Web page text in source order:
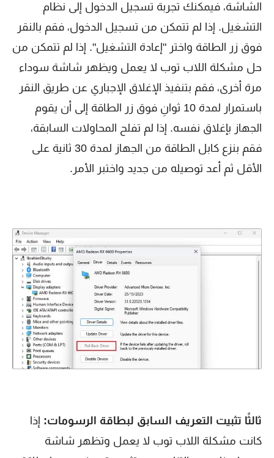
الشاشة، فيمكنك تجربة تسجيل الدخول إلى نظام
التشغيل. إذا لم تتمكن من تسجيل الدخول، فقم بالنقر
فوق زر الطاقة واختر "إعادة التشغيل". إذا لم تتمكن من
حل مشكلة اللاب توب لا يعمل ويظهر شاشة سوداء
مرة أخرى، فقم بتنفيذ الإغلاق الإجباري عن طريق النقر
باستمرار لمدة 10 ثوانِ فوق زر الطاقة إلى أن يقوم
الجهاز بإغلاق نفسه. إذا لم تفلح المحاولات السابقة،
فقم بنزع كابل الطاقة من الجهاز لمدة 30 ثانية على
الأقل ثم أعد توصيله من جديد واختبر الأمر.
ثالثًا تثبيت التعريف السابق لبطاقة الرسومات: إذا
كانت مشكلة اللاب توب لا يعمل وتظهر شاشة